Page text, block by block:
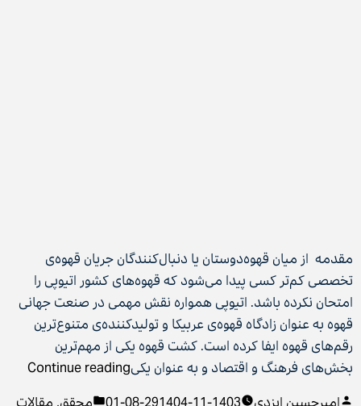
مقدمه از میان قهوه‌دوستان یا دنبال‌کنندگان جریان قهوه‌ی
تخصصی کم‌تر کسی پیدا می‌شود که قهوه‌های کشور اتیوپی را
امتحان نکرده باشد. اتیوپی همواره نقش مهمی در صنعت جهانی
قهوه به عنوان زادگاه قهوه‌ی عربیکا و تولیدکننده‌ی متنوع‌ترین
رقم‌های قهوه ایفا کرده است. کشت قهوه یکی از مهم‌ترین
بخش‌های فرهنگ و اقتصاد و به عنوان یکیContinue reading
Posted
امیرحسین ایزدی 1403-11-29
1404-08-01
Posted
محقق, مقالات